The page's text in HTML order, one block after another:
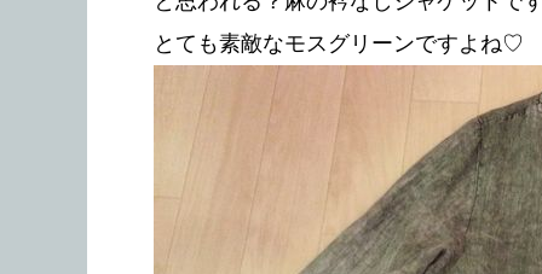
とても素敵なモスグリーンですよね♡